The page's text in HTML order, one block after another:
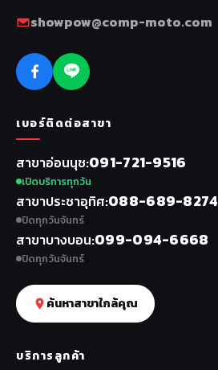
showpow@comp-moto.com
เบอร์ติดต่อสาขา
สาขาอ่อนนุช 091-721-9516
เปิดบริการทุกวัน
สาขาประชาอุทิศ 088-689-8274
ปิดทุกวันจันทร์
สาขาบางบอน 099-094-6668
ปิดทุกวันจันทร์
ค้นหาสาขาใกล้คุณ
บริการลูกค้า